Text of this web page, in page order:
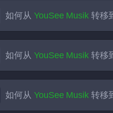
如何从 YouSee Musik 转移
如何从 YouSee Musik 转移
如何从 YouSee Musik 转移